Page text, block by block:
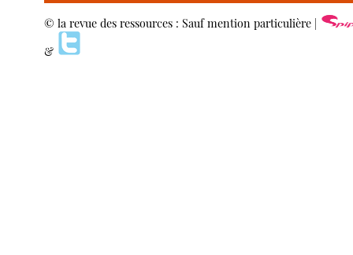
© la revue des ressources : Sauf mention particulière |
&